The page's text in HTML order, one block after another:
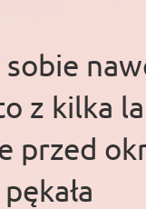
z kilka
przed